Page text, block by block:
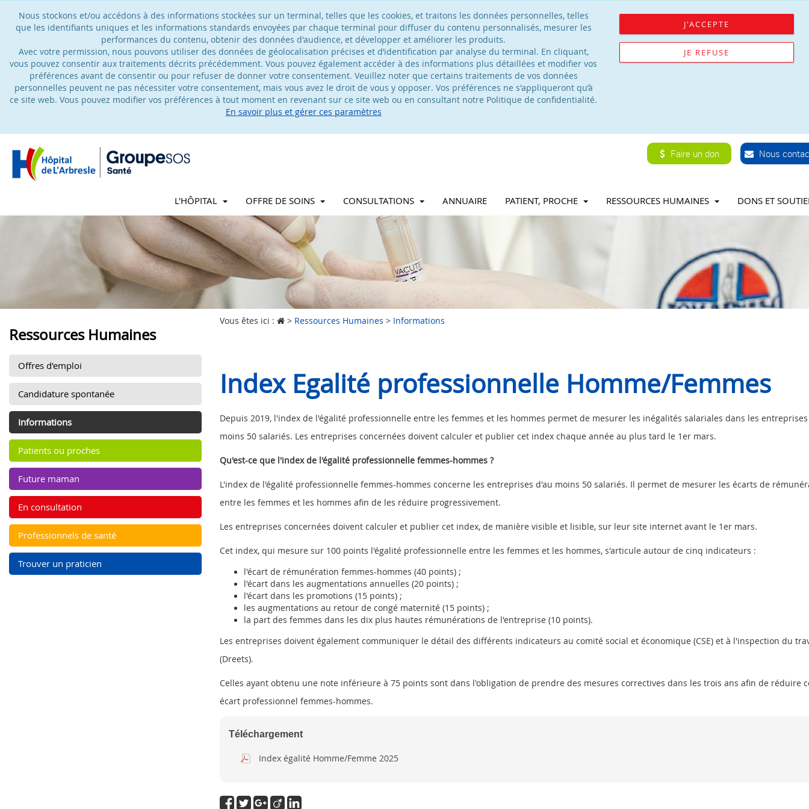
Nous stockons et/ou accédons à des informations stockées sur un terminal, telles que les cookies, et traitons les données personnelles, telles
que les identifiants uniques et les informations standards envoyées par chaque terminal pour diffuser du contenu personnalisés, mesurer les
performances du contenu, obtenir des données d'audience, et développer et améliorer les produits.
Avec votre permission, nous pouvons utiliser des données de géolocalisation précises et d’identification par analyse du terminal. En cliquant,
vous pouvez consentir aux traitements décrits précédemment. Vous pouvez également accéder à des informations plus détaillées et modifier vos
préférences avant de consentir ou pour refuser de donner votre consentement. Veuillez noter que certains traitements de vos données
personnelles peuvent ne pas nécessiter votre consentement, mais vous avez le droit de vous y opposer. Vos préférences ne s'appliqueront qu’à
ce site web. Vous pouvez modifier vos préférences à tout moment en revenant sur ce site web ou en consultant notre Politique de confidentialité.
En savoir plus et gérer ces paramètres
J'ACCEPTE
JE REFUSE
Faire un don Nous
L'HÔPITAL OFFRE DE SOINS CONSULTATIONS ANNUAIRE PATIENT, PROCHE RESSOURCES HUMAINES DONS ET
Ressources Humaines
Vous êtes ici : > Ressources Humaines > Informations
Offres d'emploi
Candidature spontanée
Informations
Patients ou proches
Future maman
En consultation
Professionnels de santé
Trouver un praticien
Index Egalité professionnelle Homme/Femmes
Depuis 2019, l'index de l'égalité professionnelle entre les femmes et les hommes permet de mesurer les inégalités salariales dans les
moins 50 salariés. Les entreprises concernées doivent calculer et publier cet index chaque année au plus tard le 1er mars.
Qu'est-ce que l'index de l'égalité professionnelle femmes-hommes ?
L'index de l'égalité professionnelle femmes-hommes concerne les entreprises d'au moins 50 salariés. Il permet de mesurer les écarts de
entre les femmes et les hommes afin de les réduire progressivement.
Les entreprises concernées doivent calculer et publier cet index, de manière visible et lisible, sur leur site internet avant le 1er mars.
Cet index, qui mesure sur 100 points l'égalité professionnelle entre les femmes et les hommes, s'articule autour de cinq indicateurs :
l'écart de rémunération femmes-hommes (40 points) ;
l'écart dans les augmentations annuelles (20 points) ;
l'écart dans les promotions (15 points) ;
les augmentations au retour de congé maternité (15 points) ;
la part des femmes dans les dix plus hautes rémunérations de l'entreprise (10 points).
Les entreprises doivent également communiquer le détail des différents indicateurs au comité social et économique (CSE) et à l'inspection du
(Dreets).
Celles ayant obtenu une note inférieure à 75 points sont dans l'obligation de prendre des mesures correctives dans les trois ans afin de réduire
écart professionnel femmes-hommes.
Téléchargement
Index égalité Homme/Femme 2025